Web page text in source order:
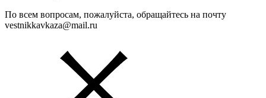
По всем вопросам, пожалуйста, обращайтесь на почту
vestnikkavkaza@mail.ru